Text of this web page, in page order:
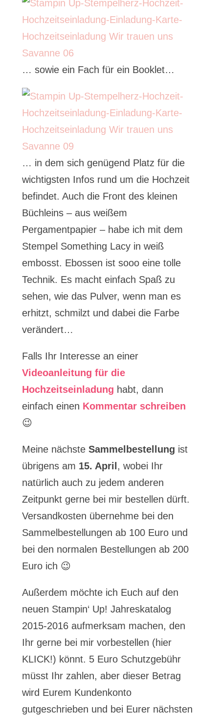
… sowie ein Fach für ein Booklet…
… in dem sich genügend Platz für die
wichtigsten Infos rund um die Hochzeit
befindet. Auch die Front des kleinen
Büchleins – aus weißem
Pergamentpapier – habe ich mit dem
Stempel Something Lacy in weiß
embosst. Ebossen ist sooo eine tolle
Technik. Es macht einfach Spaß zu
sehen, wie das Pulver, wenn man es
erhitzt, schmilzt und dabei die Farbe
verändert…
Falls Ihr Interesse an einer
Videoanleitung für die
Hochzeitseinladung habt, dann
einfach einen Kommentar schreiben
😉
Meine nächste Sammelbestellung ist
übrigens am 15. April , wobei Ihr
natürlich auch zu jedem anderen
Zeitpunkt gerne bei mir bestellen dürft.
Versandkosten übernehme bei den
Sammelbestellungen ab 100 Euro und
bei den normalen Bestellungen ab 200
Euro ich 😉
Außerdem möchte ich Euch auf den
neuen Stampin‘ Up! Jahreskatalog
2015-2016 aufmerksam machen, den
Ihr gerne bei mir vorbestellen (hier
KLICK!) könnt. 5 Euro Schutzgebühr
müsst Ihr zahlen, aber dieser Betrag
wird Eurem Kundenkonto
gutgeschrieben und bei Eurer nächsten